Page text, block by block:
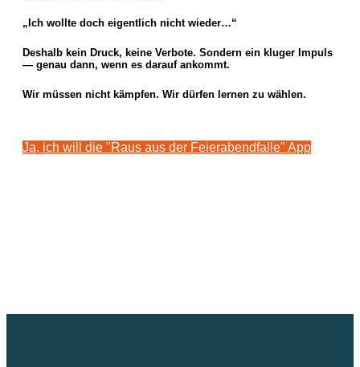
„Ich wollte doch eigentlich nicht wieder…“
Deshalb kein Druck, keine Verbote. Sondern ein kluger Impuls
— genau dann, wenn es darauf ankommt.
Wir müssen nicht kämpfen. Wir dürfen lernen zu wählen.
Ja, ich will die "Raus aus der Feierabendfalle" App